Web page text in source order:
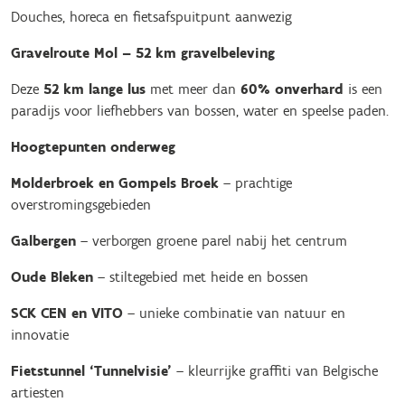
Douches, horeca en fietsafspuitpunt aanwezig
Gravelroute Mol – 52 km gravelbeleving
Deze 52 km lange lus met meer dan 60% onverhard is een
paradijs voor liefhebbers van bossen, water en speelse paden.
Hoogtepunten onderweg
Molderbroek en Gompels Broek – prachtige
overstromingsgebieden
Galbergen – verborgen groene parel nabij het centrum
Oude Bleken – stiltegebied met heide en bossen
SCK CEN en VITO – unieke combinatie van natuur en
innovatie
Fietstunnel ‘Tunnelvisie’ – kleurrijke graffiti van Belgische
artiesten